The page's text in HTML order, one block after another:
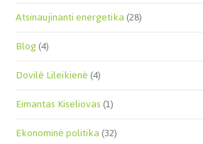
Atsinaujinanti energetika(28)
Blog(4)
Dovilė Lileikienė(4)
Eimantas Kiseliovas(1)
Ekonominė politika(32)